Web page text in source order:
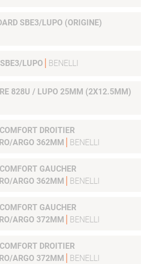
SBE3/LUPO (ORIGINE)
LUPO BENELLI
828U / LUPO 25MM (2X12.5MM)
DROITIER
ARGO 362MM
BENELLI
GAUCHER
ARGO 362MM
BENELLI
GAUCHER
ARGO 372MM
BENELLI
DROITIER
ARGO 372MM
BENELLI